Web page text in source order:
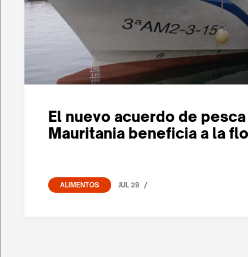
El nuevo acuerdo de
Mauritania beneficia a la
ALIMENTOS JUL 29 /